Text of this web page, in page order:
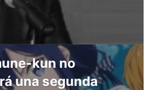
kun no
una segunda